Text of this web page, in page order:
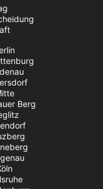
Berg